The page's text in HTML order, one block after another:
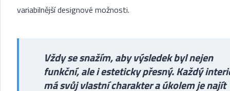
variabilnější designové možnosti.
Vždy se snažím, aby výsledek byl nejen
funkční, ale i esteticky přesný. Každý
má svůj vlastní charakter a úkolem je najít